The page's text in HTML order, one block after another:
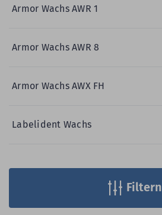
Armor Wachs AWR 1
Armor Wachs AWR 8
Armor Wachs AWX FH
Labelident Wachs
Filtern